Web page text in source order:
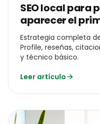
SEO local para
aparecer el
Estrategia completa
Profile, reseñas,
y técnico básico.
Leer artículo